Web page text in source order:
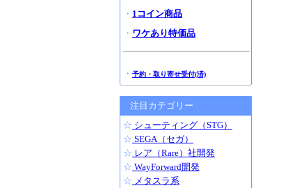
・ 1コイン商品
・ ワケあり特価品
・ 予約・取り寄せ受付(済)
注目カテゴリー
☆ シューティング（STG）
☆ SEGA（セガ）
☆ レア（Rare）社開発
☆ WayForward開発
☆ メタスラ系